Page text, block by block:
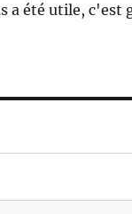
a été utile, c'est